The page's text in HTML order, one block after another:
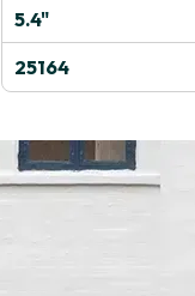
5.4"
25164